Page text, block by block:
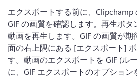
エクスポートする前に、Clipchamp
GIF の画質を確認します。 再生ボタ
動画を再生します。 GIF の画質が
面の右上隅にある [エクスポート]
す。 動画のエクスポートを GIF (ル
に、GIF エクスポートのオプション